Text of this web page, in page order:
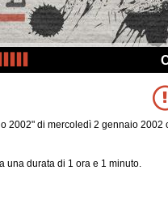
2002" di mercoledì 2 gennaio 2002
una durata di 1 ora e 1 minuto.